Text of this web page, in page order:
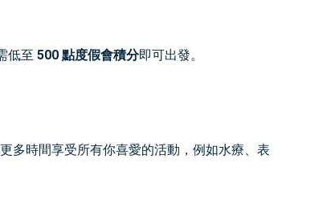
低至 500 點度假會積分即可出發。
多時間享受所有你喜愛的活動，例如水療、表